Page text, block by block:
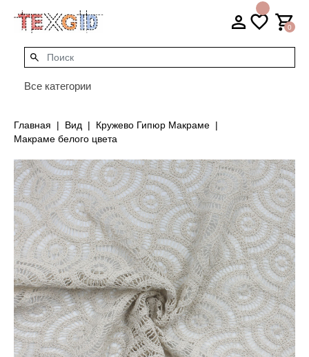
0
Все категории
Главная Вид
Кружево Гипюр Макраме
Макраме белого цвета